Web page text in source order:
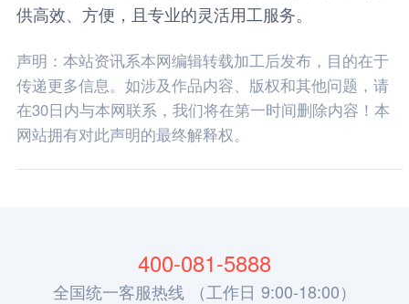
供高效、方便，且专业的灵活用工服务。
声明：本站资讯系本网编辑转载加工后发布，目的在于
传递更多信息。如涉及作品内容、版权和其他问题，请
在30日内与本网联系，我们将在第一时间删除内容！本
网站拥有对此声明的最终解释权。
400-081-5888
全国统一客服热线 （工作日 9:00-18:00）